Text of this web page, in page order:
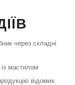
через складні
мастилом
відомих